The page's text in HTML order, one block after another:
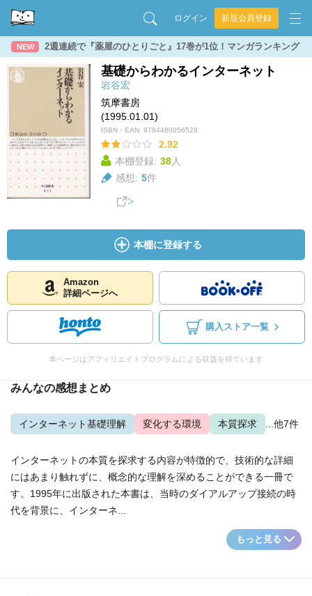
ログイン 新規会員登録
NEW 2週連続で『薬屋のひとりごと』17巻が1位！マンガランキング
基礎からわかるインターネット
岩谷宏
筑摩書房
(1995.01.01)
ISBN・EAN: 9784480056528
2.92
本棚登録: 38人
感想: 5件
本棚に登録する
Amazon
詳細ページへ
購入ストア一覧
本ページはアフィリエイトプログラムによる収益を得ています
みんなの感想まとめ
インターネット基礎理解 変化する環境 本質探求 ...他7件
インターネットの本質を探求する内容が特徴的で、技術的な詳細
にはあまり触れずに、概念的な理解を深めることができる一冊で
す。1995年に出版された本書は、当時のダイアルアップ接続の時
代を背景に、インターネ...
もっと見る